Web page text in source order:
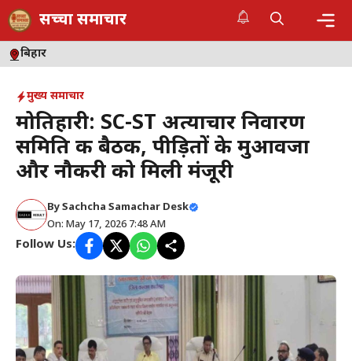
Skip
to
content
सच्चा समाचार
बिहार
मुख्य समाचार
मोतिहारी: SC-ST अत्याचार निवारण
समिति की बैठक, पीड़ितों के मुआवजा
और नौकरी को मिली मंजूरी
BySachcha Samachar Desk
On: May 17, 2026 7:48 AM
Follow Us: